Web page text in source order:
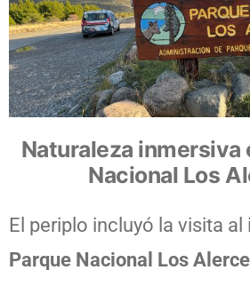
Naturaleza inmersiva
Nacional Los
El periplo incluyó la visita
Parque Nacional Los